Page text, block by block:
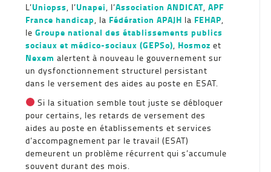
L’Uniopss, l’Unapei, l’Association ANDICAT, APF
France handicap, la Fédération APAJH la FEHAP,
le Groupe national des établissements publics
sociaux et médico-sociaux (GEPSo), Hosmoz et
Nexem alertent à nouveau le gouvernement sur
un dysfonctionnement structurel persistant
dans le versement des aides au poste en ESAT.
Si la situation semble tout juste se débloquer
pour certains, les retards de versement des
aides au poste en établissements et services
d’accompagnement par le travail (ESAT)
demeurent un problème récurrent qui s’accumule
souvent durant des mois.